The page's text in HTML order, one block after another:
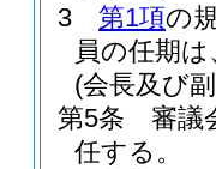
3
第1項の
員の任期
(会長及び
第5条
審議
任する。